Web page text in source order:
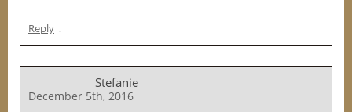
Reply ↓
Stefanie
December 5th, 2016